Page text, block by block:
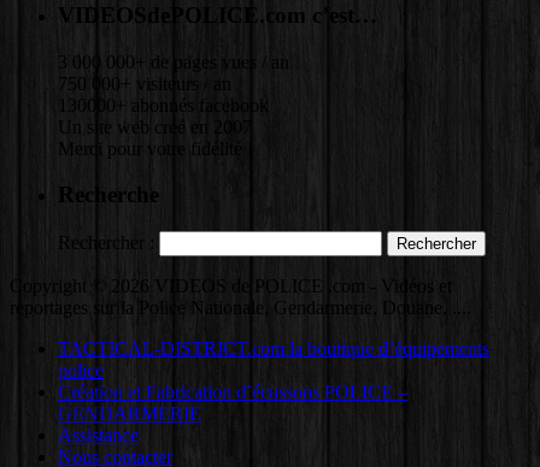
VIDEOSdePOLICE.com c’est…
3 000 000+ de pages vues / an
750 000+ visiteurs / an
130000+ abonnés facebook
Un site web créé en 2007
Merci pour votre fidélité !
Recherche
Rechercher :
Copyright © 2026 VIDEOS de POLICE .com - Vidéos et
reportages sur la Police Nationale, Gendarmerie, Douane, ....
TACTICAL-DISTRICT.com la boutique d’équipements
police
Création et Fabrication d’écussons POLICE –
GENDARMERIE
Assistance
Nous contacter